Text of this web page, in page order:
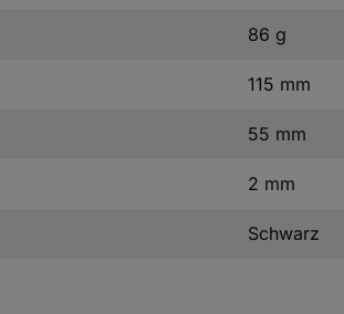
86 g
115 mm
55 mm
2 mm
Schwarz